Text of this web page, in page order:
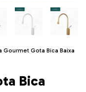
Gourmet Gota Bica Baixa
Bica